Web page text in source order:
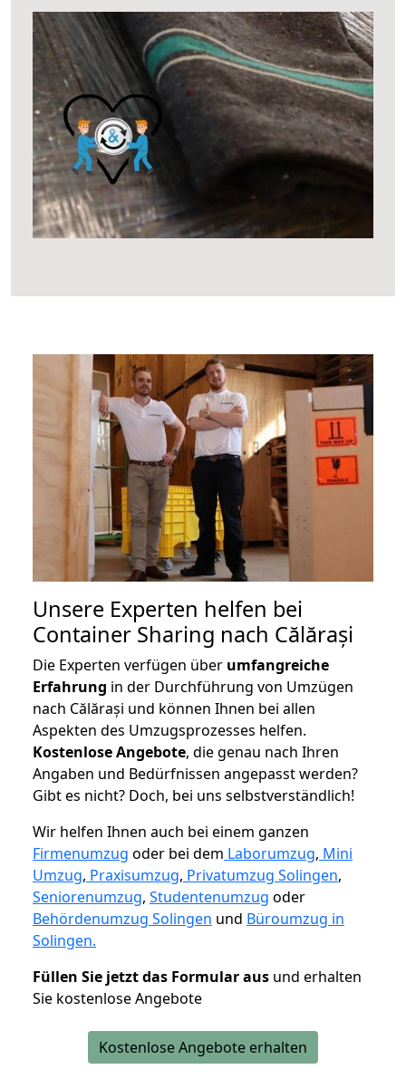
Unsere Experten helfen bei
Container Sharing nach Călărași
Die Experten verfügen über umfangreiche
Erfahrung in der Durchführung von Umzügen
nach Călărași und können Ihnen bei allen
Aspekten des Umzugsprozesses helfen.
Kostenlose Angebote, die genau nach Ihren
Angaben und Bedürfnissen angepasst werden?
Gibt es nicht? Doch, bei uns selbstverständlich!
Wir helfen Ihnen auch bei einem ganzen
Firmenumzug oder bei dem Laborumzug, Mini
Umzug, Praxisumzug, Privatumzug Solingen,
Seniorenumzug, Studentenumzug oder
Behördenumzug Solingen und Büroumzug in
Solingen.
Füllen Sie jetzt das Formular aus und erhalten
Sie kostenlose Angebote
Kostenlose Angebote erhalten